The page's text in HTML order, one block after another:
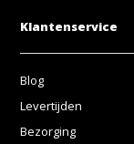
Klantenservice
Blog
Levertijden
Bezorging